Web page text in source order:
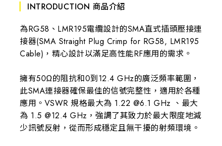
INTRODUCTION 商品介紹
為RG58、LMR195電纜設計的SMA直式插頭壓接連
接器(SMA Straight Plug Crimp for RG58, LMR195
Cable)，精心設計以滿足高性能RF應用的需求。
擁有50Ω的阻抗和0到12.4 GHz的廣泛頻率範圍，
此SMA連接器確保最佳的信號完整性，適用於各種
應用。VSWR 規格最大為 1.22 @6.1 GHz 、最大
為 1.5 @12.4 GHz，強調了其致力於最大限度地減
少訊號反射，從而形成穩定且無干擾的射頻環境。